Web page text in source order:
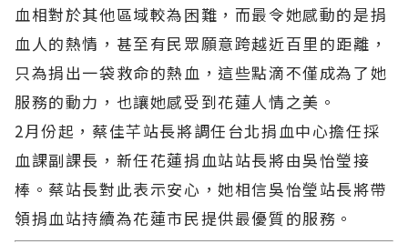
血相對於其他區域較為困難，而最令她感動的是捐
血人的熱情，甚至有民眾願意跨越近百里的距離，
只為捐出一袋救命的熱血，這些點滴不僅成為了她
服務的動力，也讓她感受到花蓮人情之美。
2月份起，蔡佳芊站長將調任台北捐血中心擔任採
血課副課長，新任花蓮捐血站站長將由吳怡瑩接
棒。蔡站長對此表示安心，她相信吳怡瑩站長將帶
領捐血站持續為花蓮市民提供最優質的服務。